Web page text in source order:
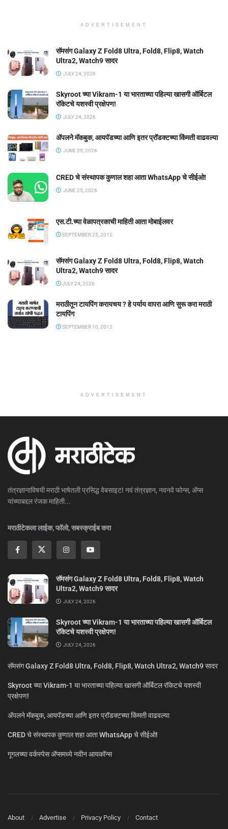
ADVERTISEMENT
सॅमसंग Galaxy Z Fold8 Ultra, Fold8, Flip8, Watch
Ultra2, Watch9 सादर
JULY 24, 2026
Skyroot च्या Vikram-1 या भारताच्या पहिल्या खासगी ऑर्बिटल
रॉकेटचे यशस्वी प्रक्षेपण!
JULY 24, 2026
ॲपलने मॅकबुक, आयपॅडच्या आणि इतर प्रॉडक्टच्या किंमती वाढवल्या
JUNE 25, 2026
CRED चे संस्थापक कुणाल शहा आता WhatsApp चे सीईओ!
JUNE 25, 2026
एस.टी.च्या वेळापत्रकाची माहिती आता मोबाईलवर
SEPTEMBER 25, 2012
सॅमसंग Galaxy Z Fold8 Ultra, Fold8, Flip8, Watch
Ultra2, Watch9 सादर
JULY 24, 2026
मराठीतून टायपिंग करायचय ? हे पर्याय वापरा आणि सुरू करा मराठी
टायपिंग
SEPTEMBER 10, 2012
ADVERTISEMENT
तंत्रज्ञानाविषयी मराठी भाषेतली प्रसिद्ध वेबसाइट! नवं तंत्रज्ञान, नवनवे फोन्स, ॲप्स
यांच्याबद्दल रंजक माहिती...
मराठीटेकला लाईक, फॉलो, सबस्क्राईब करा
सॅमसंग Galaxy Z Fold8 Ultra, Fold8, Flip8, Watch
Ultra2, Watch9 सादर
JULY 24, 2026
Skyroot च्या Vikram-1 या भारताच्या पहिल्या खासगी ऑर्बिटल
रॉकेटचे यशस्वी प्रक्षेपण!
JULY 24, 2026
सॅमसंग Galaxy Z Fold8 Ultra, Fold8, Flip8, Watch Ultra2, Watch9 सादर
Skyroot च्या Vikram-1 या भारताच्या पहिल्या खासगी ऑर्बिटल रॉकेटचे यशस्वी
प्रक्षेपण!
ॲपलने मॅकबुक, आयपॅडच्या आणि इतर प्रॉडक्टच्या किंमती वाढवल्या
CRED चे संस्थापक कुणाल शहा आता WhatsApp चे सीईओ!
गूगलच्या वर्कस्पेस अ‍ॅप्समध्ये नवीन आयकॉन्स
About Advertise Privacy Policy Contact